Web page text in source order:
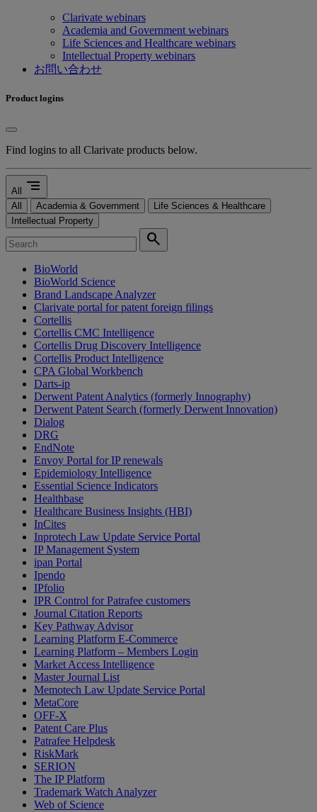
Clarivate webinars
Academia and Government webinars
Life Sciences and Healthcare webinars
Intellectual Property webinars
お問い合わせ
Product logins
Find logins to all Clarivate products below.
All segment
All Academia & Government
Life Sciences & Healthcare
Intellectual Property
search
BioWorld
BioWorld Science
Brand Landscape Analyzer
Clarivate portal for patent foreign filings
Cortellis
Cortellis CMC Intelligence
Cortellis Drug Discovery Intelligence
Cortellis Product Intelligence
CPA Global Workbench
Darts-ip
Derwent Patent Analytics (formerly Innography)
Derwent Patent Search (formerly Derwent Innovation)
Dialog
DRG
EndNote
Envoy Portal for IP renewals
Epidemiology Intelligence
Essential Science Indicators
Healthbase
Healthcare Business Insights (HBI)
InCites
Inprotech Law Update Service Portal
IP Management System
ipan Portal
Ipendo
IPfolio
IPR Control for Patrafee customers
Journal Citation Reports
Key Pathway Advisor
Learning Platform E-Commerce
Learning Platform – Members Login
Market Access Intelligence
Master Journal List
Memotech Law Update Service Portal
MetaCore
OFF-X
Patent Care Plus
Patrafee Helpdesk
RiskMark
SERION
The IP Platform
Trademark Watch Analyzer
Web of Science